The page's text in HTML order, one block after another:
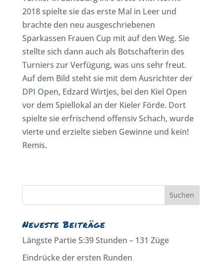
2018 spielte sie das erste Mal in Leer und
brachte den neu ausgeschriebenen
Sparkassen Frauen Cup mit auf den Weg. Sie
stellte sich dann auch als Botschafterin des
Turniers zur Verfügung, was uns sehr freut.
Auf dem Bild steht sie mit dem Ausrichter der
DPI Open, Edzard Wirtjes, bei den Kiel Open
vor dem Spiellokal an der Kieler Förde. Dort
spielte sie erfrischend offensiv Schach, wurde
vierte und erzielte sieben Gewinne und kein!
Remis.
Neueste Beiträge
Längste Partie 5:39 Stunden – 131 Züge
Eindrücke der ersten Runden